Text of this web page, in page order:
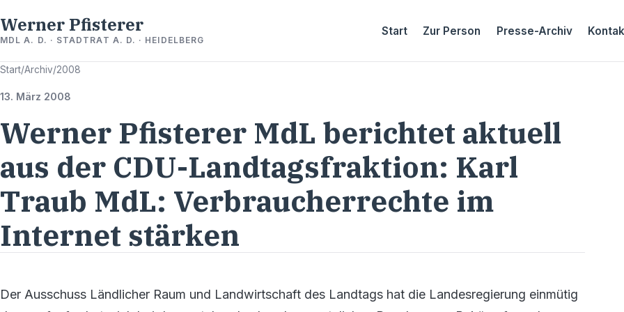
Werner Pfisterer
MDL A. D. · STADTRAT A. D. · HEIDELBERG
Start Zur Person Presse-Archiv
Start/Archiv/2008
13. März 2008
Werner Pfisterer MdL berichtet aktuell
aus der CDU-Landtagsfraktion: Karl
Traub MdL: Verbraucherrechte im
Internet stärken
Der Ausschuss Ländlicher Raum und Landwirtschaft des Landtags hat die Landesregierung einmütig